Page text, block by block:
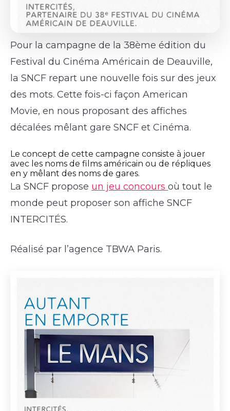
Pour la campagne de la 38ème édition du
Festival du Cinéma Américain de Deauville,
la SNCF repart une nouvelle fois sur des jeux
des mots. Cette fois-ci façon American
Movie, en nous proposant des affiches
décalées mêlant gare SNCF et Cinéma.
Le concept de cette campagne consiste à jouer
avec les noms de films américain ou de répliques
en y mêlant des noms de gares.
La SNCF propose un jeu concoursoù tout le
monde peut proposer son affiche SNCF
INTERCITÉS.
Réalisé par l’agence TBWA Paris.